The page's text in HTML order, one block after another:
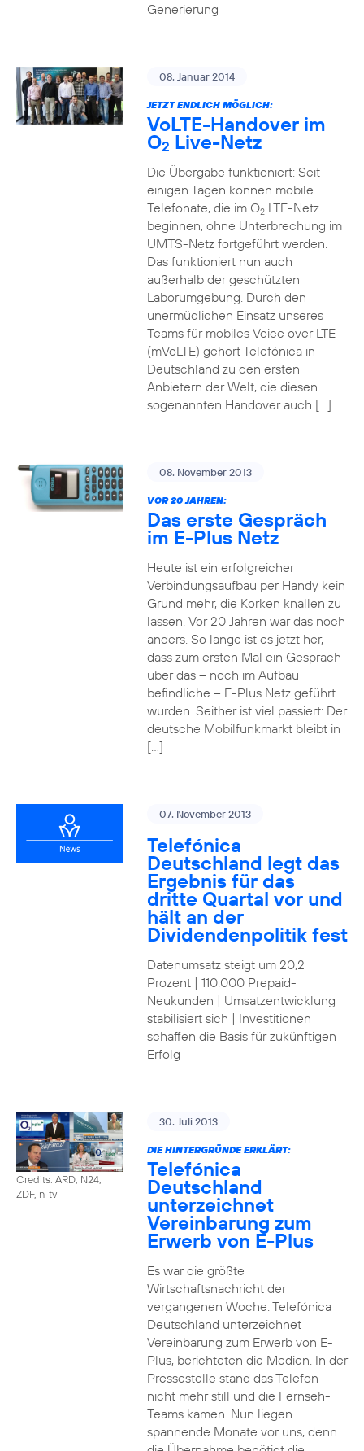
Generierung
08. Januar 2014
JETZT ENDLICH MÖGLICH:
VoLTE-Handover im
O2 Live-Netz
Die Übergabe funktioniert: Seit
einigen Tagen können mobile
Telefonate, die im O2LTE-Netz
beginnen, ohne Unterbrechung im
UMTS-Netz fortgeführt werden.
Das funktioniert nun auch
außerhalb der geschützten
Laborumgebung. Durch den
unermüdlichen Einsatz unseres
Teams für mobiles Voice over LTE
(mVoLTE) gehört Telefónica in
Deutschland zu den ersten
Anbietern der Welt, die diesen
sogenannten Handover auch […]
08. November 2013
VOR 20 JAHREN:
Das erste Gespräch
im E-Plus Netz
Heute ist ein erfolgreicher
Verbindungsaufbau per Handy kein
Grund mehr, die Korken knallen zu
lassen. Vor 20 Jahren war das noch
anders. So lange ist es jetzt her,
dass zum ersten Mal ein Gespräch
über das – noch im Aufbau
befindliche – E-Plus Netz geführt
wurden. Seither ist viel passiert: Der
deutsche Mobilfunkmarkt bleibt in
[…]
07. November 2013
Telefónica
Deutschland legt das
Ergebnis für das
dritte Quartal vor und
hält an der
Dividendenpolitik fest
Datenumsatz steigt um 20,2
Prozent | 110.000 Prepaid-
Neukunden | Umsatzentwicklung
stabilisiert sich | Investitionen
schaffen die Basis für zukünftigen
Erfolg
Credits: ARD, N24,
ZDF, n-tv
30. Juli 2013
DIE HINTERGRÜNDE ERKLÄRT:
Telefónica
Deutschland
unterzeichnet
Vereinbarung zum
Erwerb von E-Plus
Es war die größte
Wirtschaftsnachricht der
vergangenen Woche: Telefónica
Deutschland unterzeichnet
Vereinbarung zum Erwerb von E-
Plus, berichteten die Medien. In der
Pressestelle stand das Telefon
nicht mehr still und die Fernseh-
Teams kamen. Nun liegen
spannende Monate vor uns, denn